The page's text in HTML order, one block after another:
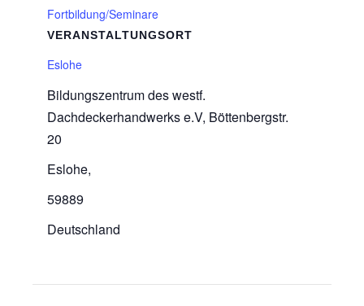
Fortbildung/Seminare
VERANSTALTUNGSORT
Eslohe
Bildungszentrum des westf.
Dachdeckerhandwerks e.V, Böttenbergstr.
20
Eslohe,
59889
Deutschland